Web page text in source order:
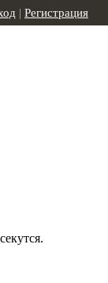
| Регистрация